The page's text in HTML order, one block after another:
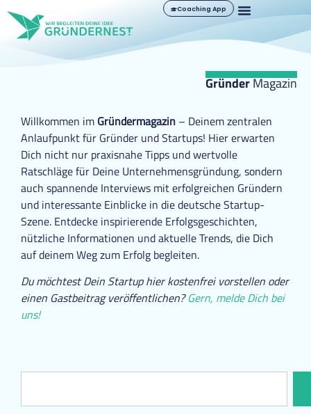
Coaching App
GründerMagazin
Willkommen im Gründermagazin – Deinem zentralen
Anlaufpunkt für Gründer und Startups! Hier erwarten
Dich nicht nur praxisnahe Tipps und wertvolle
Ratschläge für Deine Unternehmensgründung, sondern
auch spannende Interviews mit erfolgreichen Gründern
und interessante Einblicke in die deutsche Startup-
Szene. Entdecke inspirierende Erfolgsgeschichten,
nützliche Informationen und aktuelle Trends, die Dich
auf deinem Weg zum Erfolg begleiten.
Du möchtest Dein Startup hier kostenfrei vorstellen oder
einen Gastbeitrag veröffentlichen?Gern, melde Dich bei
uns!